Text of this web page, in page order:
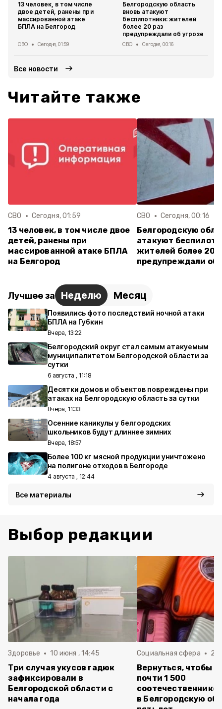
13 человек, в том числе
двое детей, ранены при
массированной атаке
БПЛА на Белгород
СВО Сегодня, 01:59
Белгородскую область
вновь атакуют
беспилотники: жителей
более 20 раз
предупреждали об угрозе
СВО Сегодня, 00:16
Все новости
Читайте также
СВО Сегодня, 01:59
13 человек, в том числе двое
детей, ранены при
массированной атаке БПЛА
на Белгород
СВО Сегодня, 00:16
Белгородскую
атакуют
жителей более 20
предупреждали об
Лучшее за Неделю Месяц
Появились фото последствий ночной атаки
БПЛА на Губкин
Вчера, 13:22
Белгородский округ стал самым атакуемым
муниципалитетом Белгородской области за
сутки
6 августа , 11:18
Десятки домов и объектов повреждены при
атаках на Белгородскую область за сутки
Вчера, 11:33
Осенние каникулы у белгородских
школьников будут длиннее зимних
Вчера, 18:57
Более 100 кг мясной продукции уничтожено
на полигоне отходов в Белгороде
4 августа , 12:44
Все материалы
Выбор редакции
Здоровье 10 июня , 14:45
Три случая укусов гадюк
зафиксировали в
Белгородской области с
начала года
Социальная сфера 20
Вернуться, чтобы
почти 1 500
в Белгородскую